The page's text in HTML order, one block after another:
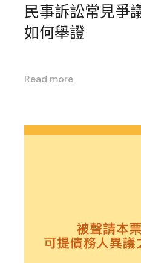
民事訴訟常見爭
如何舉證
Read more